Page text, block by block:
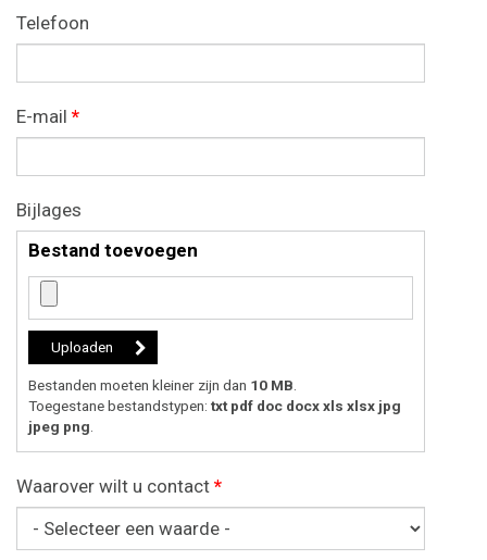
Telefoon
E-mail *
Bijlages
Bestand toevoegen
Bestanden moeten kleiner zijn dan 10 MB
Toegestane bestandstypen: txt pdf doc docx xls xlsx jpg
jpeg png
Waarover wilt u contact *